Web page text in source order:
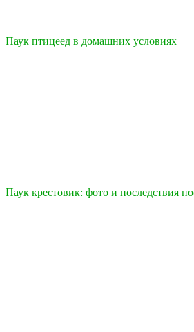
Паук птицеед в домашних условиях
Паук крестовик: фото и последствия